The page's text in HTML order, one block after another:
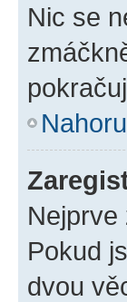
Nic se
Nahoru
Nejprve
Pokud
dvou